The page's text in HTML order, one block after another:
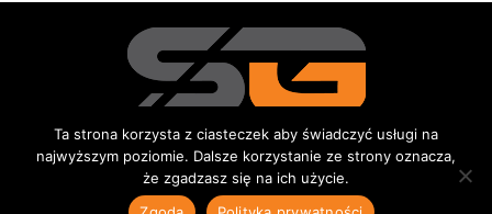
Redakcja Kontakt Reklama Do pobrania
© 2015-2026 Sportowe Gniezno|Wszystkie prawa zastrzeżone |
Ta strona korzysta z ciasteczek aby świadczyć usługi na
najwyższym poziomie. Dalsze korzystanie ze strony oznacza,
że zgadzasz się na ich użycie.